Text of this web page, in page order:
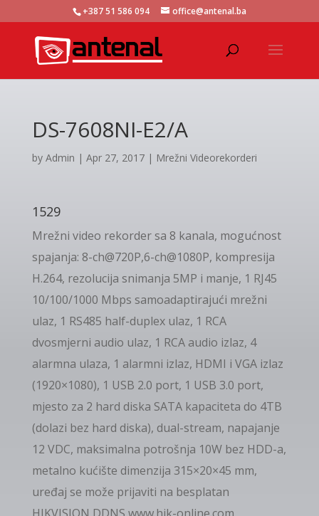
+387 51 586 094 office@antenal.ba
DS-7608NI-E2/A
by Admin | Apr 27, 2017| Mrežni Videorekorderi
1529
Mrežni video rekorder sa 8 kanala, mogućnost
spajanja: 8-ch@720P,6-ch@1080P, kompresija
H.264, rezolucija snimanja 5MP i manje, 1 RJ45
10/100/1000 Mbps samoadaptirajući mrežni
ulaz, 1 RS485 half-duplex ulaz, 1 RCA
dvosmjerni audio ulaz, 1 RCA audio izlaz, 4
alarmna ulaza, 1 alarmni izlaz, HDMI i VGA izlaz
(1920×1080), 1 USB 2.0 port, 1 USB 3.0 port,
mjesto za 2 hard diska SATA kapaciteta do 4TB
(dolazi bez hard diska), dual-stream, napajanje
12 VDC, maksimalna potrošnja 10W bez HDD-a,
metalno kućište dimenzija 315×20×45 mm,
uređaj se može prijaviti na besplatan